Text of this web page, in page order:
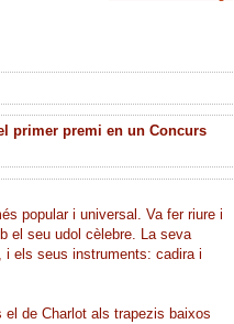
primer premi en un Concurs
popular i universal. Va fer riure i
el seu udol cèlebre. La seva
els seus instruments: cadira i
de Charlot als trapezis baixos